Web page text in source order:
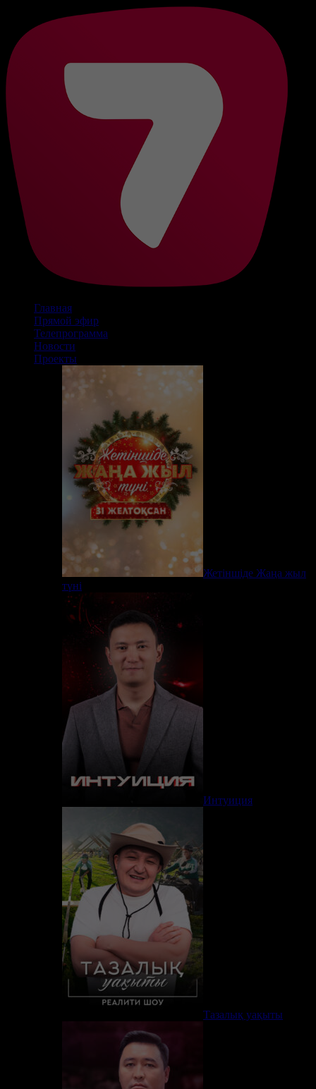
Главная
Прямой эфир
Телепрограмма
Новости
Проекты
Жетіншіде Жаңа жыл
түні
Интуиция
Тазалық уақыты